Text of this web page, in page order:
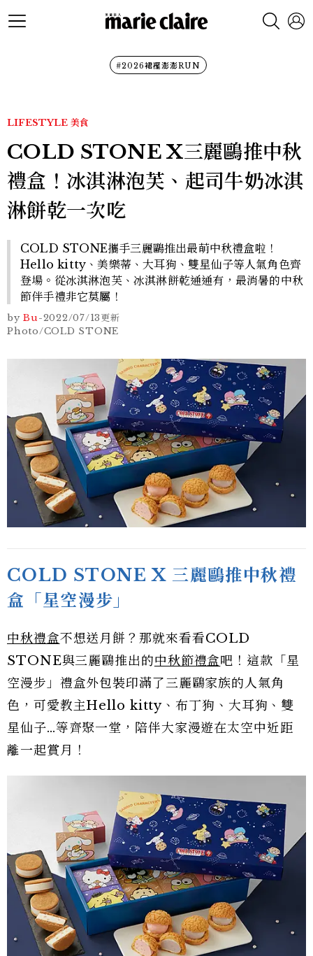
#2026裙襬澎澎RUN
LIFESTYLE 美食
COLD STONE X三麗鷗推中秋
禮盒！冰淇淋泡芙、起司牛奶冰淇
淋餅乾一次吃
COLD STONE攜手三麗鷗推出最萌中秋禮盒啦！
Hello kitty、美樂蒂、大耳狗、雙星仙子等人氣角色齊
登場。從冰淇淋泡芙、冰淇淋餅乾通通有，最消暑的中秋
節伴手禮非它莫屬！
by Bu-2022/07/13更新
Photo/COLD STONE
COLD STONE X 三麗鷗推中秋禮
盒「星空漫步」
中秋禮盒不想送月餅？那就來看看COLD
STONE與三麗鷗推出的中秋節禮盒吧！這款「星
空漫步」禮盒外包裝印滿了三麗鷗家族的人氣角
色，可愛教主Hello kitty、布丁狗、大耳狗、雙
星仙子…等齊聚一堂，陪伴大家漫遊在太空中近距
離一起賞月！